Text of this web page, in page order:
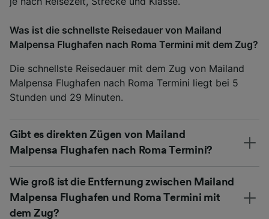
Was ist die schnellste Reisedauer von Mailand
Malpensa Flughafen nach Roma Termini mit dem Zug?
Die schnellste Reisedauer mit dem Zug von Mailand
Malpensa Flughafen nach Roma Termini liegt bei 5
Stunden und 29 Minuten.
Gibt es direkten Zügen von Mailand
Malpensa Flughafen nach Roma Termini?
Wie groß ist die Entfernung zwischen Mailand
Malpensa Flughafen und Roma Termini mit
dem Zug?